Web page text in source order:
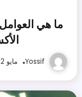
ما هي العوامل
Yossif مايو 2, 2023